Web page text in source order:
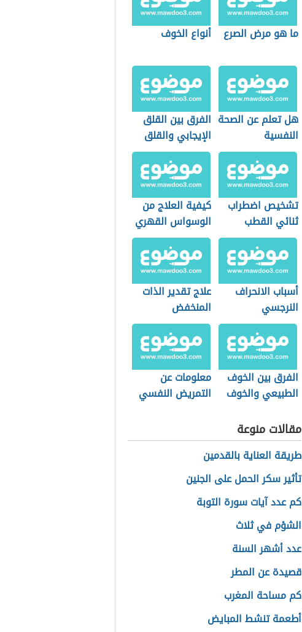
ما هو مرض الصرع أنواع الخوف
هل تعلم عن الصحة
النفسية
الفرق بين القلق
الإيجابي والقلق
السلبي
تشخيص اضطراب
ثنائي القطب
كيفية العلاج من
الوسواس القهري
أسباب الانحراف
النرجسي
علاج تقدير الذات
المنخفض
الفرق بين الخوف
الطبيعي والخوف
معلومات عن
التمريض النفسي
مقالات منوعة
طريقة العناية بالقدمين
تأثير سكر الحمل على الجنين
كم عدد آيات سورة التوبة
الشؤم في ثلاث
عدد أشهر السنة
قصيدة عن المطر
كم مساحة المغرب
أطعمة تنشط المبايض